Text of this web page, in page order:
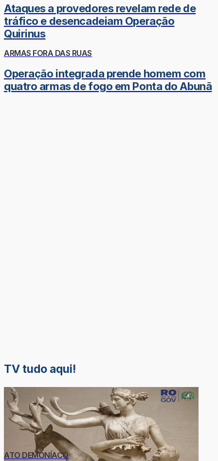
Ataques a provedores revelam rede de
tráfico e desencadeiam Operação
Quirinus
ARMAS FORA DAS RUAS
Operação integrada prende homem com
quatro armas de fogo em Ponta do Abunã
TV tudo aqui!
ATO DEMONÍACO